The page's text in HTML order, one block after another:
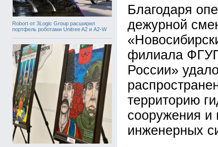
Robort от 3Logic Group расширил
портфель роботами Unitree A2 и A2-W
Благодаря
дежурной
филиала
России»
территорию
сооружения и
инженерных